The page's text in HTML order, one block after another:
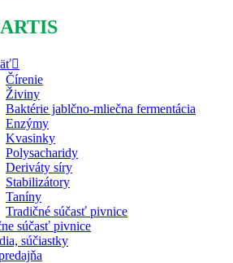
Čírenie
Živiny
Baktérie jablčno-mliečna fermentácia
Enzýmy
Kvasinky
Polysacharidy
Deriváty síry
Stabilizátory
Taníny
Tradičné súčasť pivnice
súčasť pivnice
súčiastky